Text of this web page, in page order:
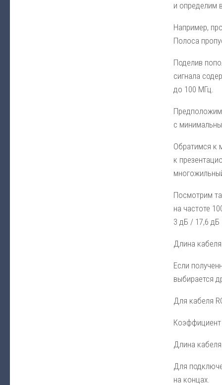
и определим
Например,
Полоса
Поделив
сигнала
до 100 МГц.
с
Обратимся к
к
Посмотрим
на частоте
3 дБ / 17,6 дБ
Длина
Если
выбирается
Для кабеля
Коэффициент
Длина
Для
на концах.